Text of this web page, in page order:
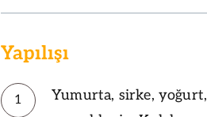
Yapılışı
1
Yumurta, sirke, yoğurt,